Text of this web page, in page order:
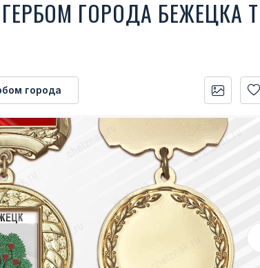
ГОРОДА БЕЖЕЦКА
города